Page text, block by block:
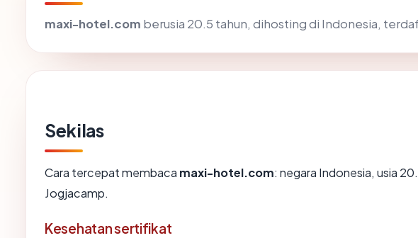
maxi-hotel.com berusia 20.5 tahun, dihosting di Indonesia,
Sekilas
Cara tercepat membaca maxi-hotel.com: negara Indonesia, usia
Jogjacamp.
Kesehatan sertifikat